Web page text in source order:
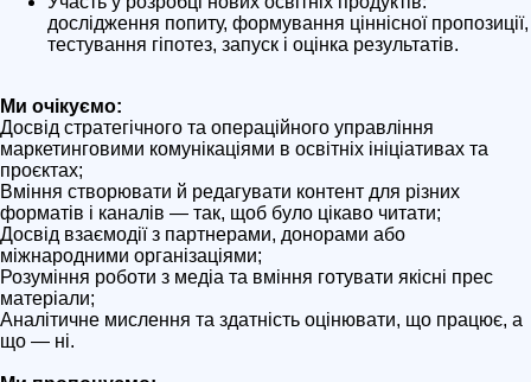
дослідження попиту, формування ціннісної пропозиції,
тестування гіпотез, запуск і оцінка результатів.
Ми очікуємо:
Досвід стратегічного та операційного управління
маркетинговими комунікаціями в освітніх ініціативах та
проєктах;
Вміння створювати й редагувати контент для різних
форматів і каналів — так, щоб було цікаво читати;
Досвід взаємодії з партнерами, донорами або
міжнародними організаціями;
Розуміння роботи з медіа та вміння готувати якісні прес
матеріали;
Аналітичне мислення та здатність оцінювати, що працює, а
що — ні.